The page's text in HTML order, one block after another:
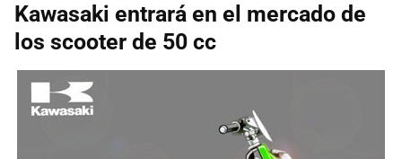
Kawasaki entrará en el mercado de
los scooter de 50 cc